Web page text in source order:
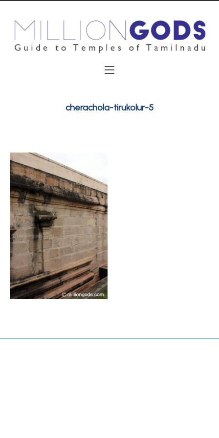
cherachola-tirukolur-5